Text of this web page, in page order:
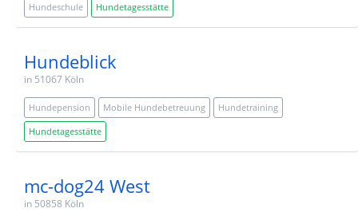
Hundeschule Hundetagesstätte
Hundeblick
in 51067 Köln
Hundepension Mobile Hundebetreuung
Hundetraining
Hundetagesstätte
mc-dog24 West
in 50858 Köln